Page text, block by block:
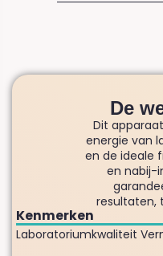
De
Dit
energie van
en de ideale
en nabij-
resultaten,
Kenmerken
Laboratoriumkwaliteit